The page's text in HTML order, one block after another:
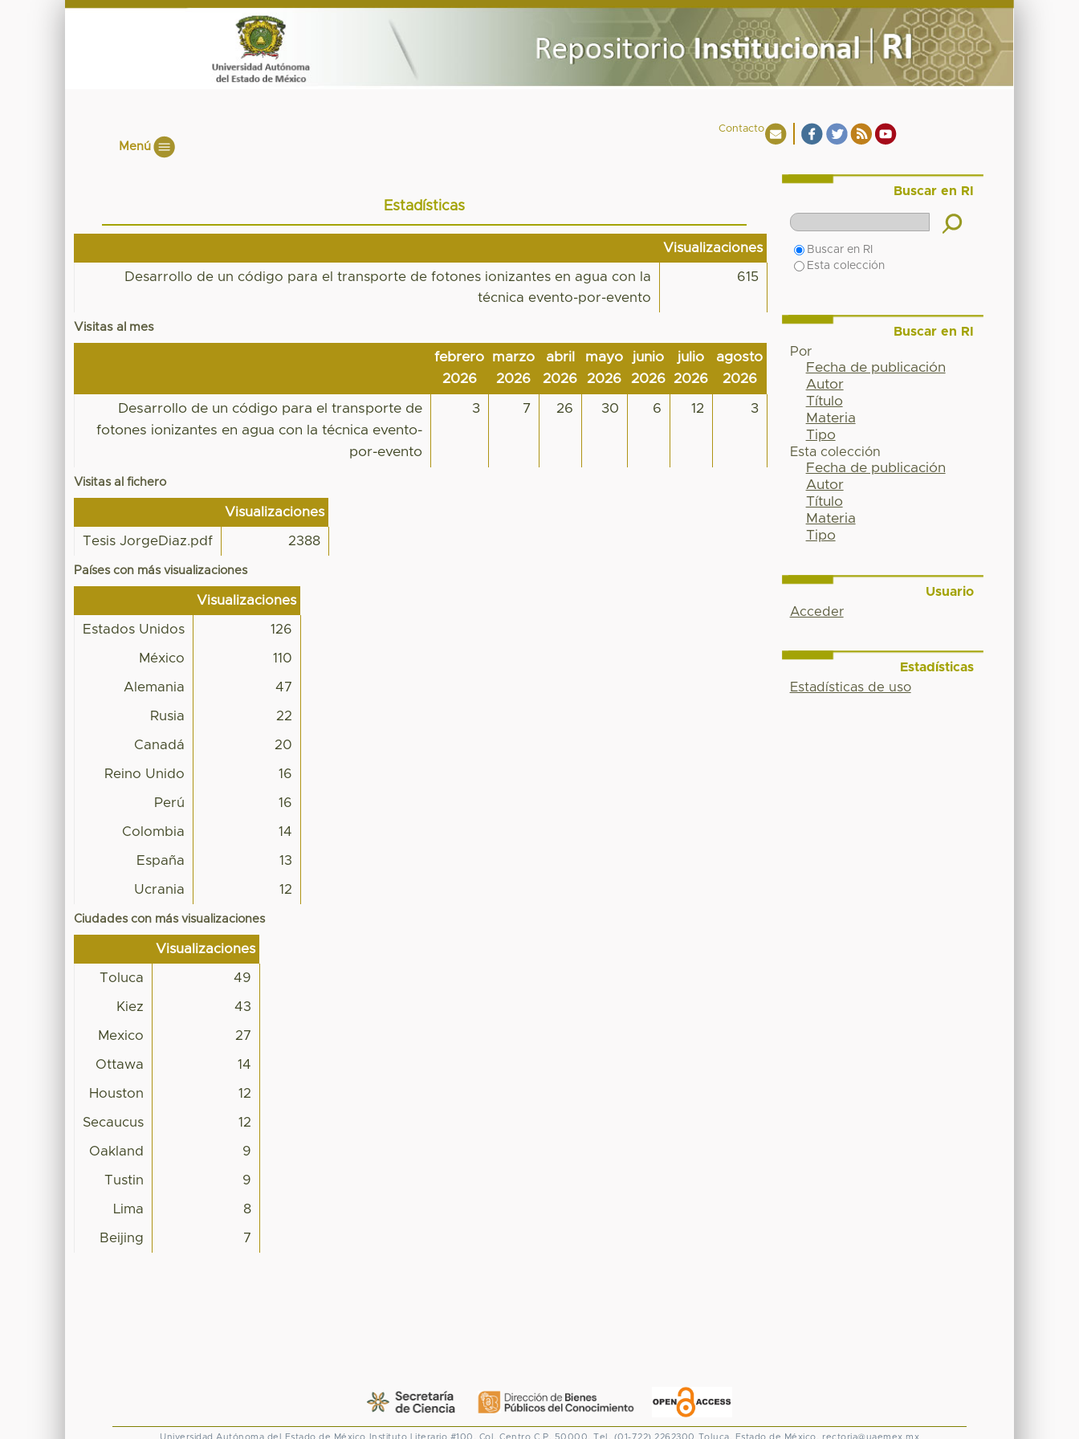
Contacto
Menú
Estadísticas
Visualizaciones
Desarrollo de un código para el transporte de fotones ionizantes en agua con la
técnica evento-por-evento
615
Visitas al mes
febrero
2026
marzo
2026
abril
2026
mayo
2026
junio
2026
julio
2026
agosto
2026
Desarrollo de un código para el transporte de
fotones ionizantes en agua con la técnica evento-
por-evento
3 7 26 30 6 12 3
Visitas al fichero
Visualizaciones
Tesis JorgeDiaz.pdf 2388
Países con más visualizaciones
Visualizaciones
Estados Unidos 126
México 110
Alemania 47
Rusia 22
Canadá 20
Reino Unido 16
Perú 16
Colombia 14
España 13
Ucrania 12
Ciudades con más visualizaciones
Visualizaciones
Toluca 49
Kiez 43
Mexico 27
Ottawa 14
Houston 12
Secaucus 12
Oakland 9
Tustin 9
Lima 8
Beijing 7
Buscar en RI
Buscar en RI
Esta colección
Buscar en RI
Por
Fecha de publicación
Autor
Título
Materia
Tipo
Esta colección
Fecha de publicación
Autor
Título
Materia
Tipo
Usuario
Acceder
Estadísticas
Estadísticas de uso
Universidad Autónoma del Estado de México Instituto Literario #100. Col. Centro C.P. 50000. Tel. (01-722) 2262300 Toluca, Estado de México. rectoria@uaemex.mx